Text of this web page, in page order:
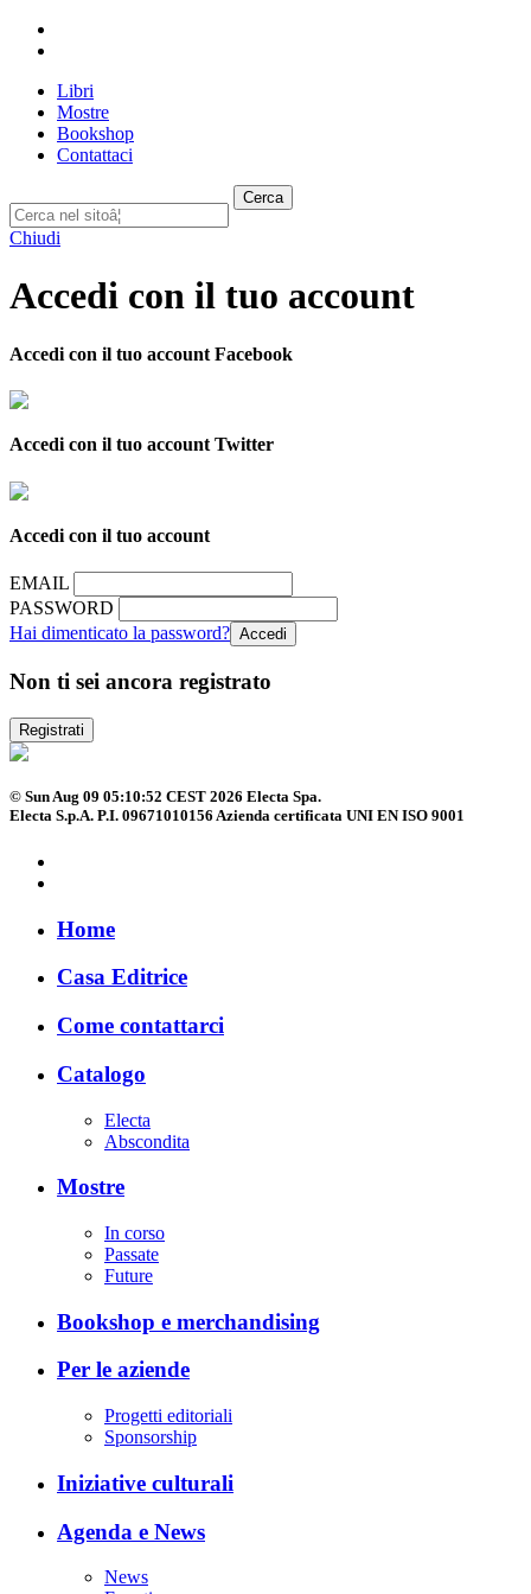
Libri
Mostre
Bookshop
Contattaci
Cerca
Chiudi
Accedi con il tuo account
Accedi con il tuo account Facebook
Accedi con il tuo account Twitter
Accedi con il tuo account
EMAIL
PASSWORD
Hai dimenticato la password?
Non ti sei ancora registrato
Registrati
© Sun Aug 09 05:10:52 CEST 2026 Electa Spa.
Electa S.p.A. P.I. 09671010156 Azienda certificata UNI EN ISO 9001
Home
Casa Editrice
Come contattarci
Catalogo
Electa
Abscondita
Mostre
In corso
Passate
Future
Bookshop e merchandising
Per le aziende
Progetti editoriali
Sponsorship
Iniziative culturali
Agenda e News
News